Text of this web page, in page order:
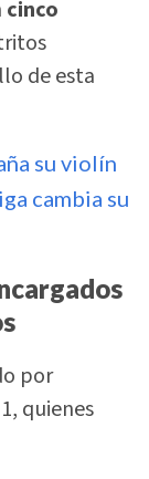
cinco
de esta
su violín
cambia su
por
quienes